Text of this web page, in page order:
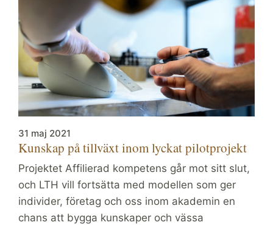
31 maj 2021
Kunskap på tillväxt inom lyckat pilotprojekt
Projektet Affilierad kompetens går mot sitt slut,
och LTH vill fortsätta med modellen som ger
individer, företag och oss inom akademin en
chans att bygga kunskaper och vässa